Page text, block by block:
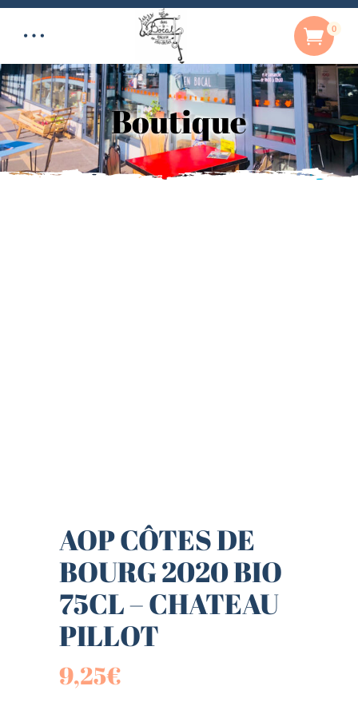
0
Boutique
AOP CÔTES DE
BOURG 2020 BIO
75CL – CHATEAU
PILLOT
9,25€